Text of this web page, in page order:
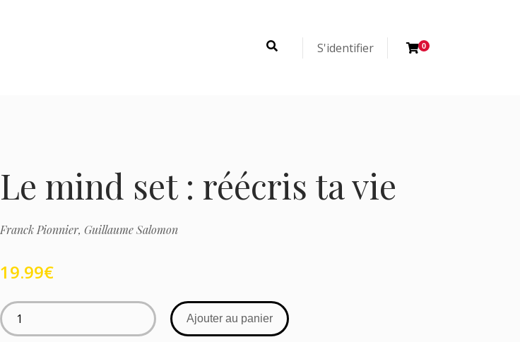
S'identifier 0
Le mind set : réécris ta vie
Franck Pionnier, Guillaume Salomon
19.99€
Ajouter au panier